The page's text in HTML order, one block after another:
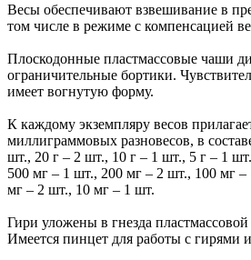
Весы обеспечивают взвешивание в
том числе в режиме с компенсацией
Плоскодонные пластмассовые чаши
ограничительные бортики.
имеет вогнутую форму.
К каждому экземпляру весов
миллиграммовых разновесов, в
шт., 20 г – 2 шт., 10 г – 1 шт., 5 г – 1
500 мг – 1 шт., 200 мг – 2 шт., 100 мг
мг – 2 шт., 10 мг – 1 шт.
Гири уложены в гнезда
Имеется пинцет для работы с гирями